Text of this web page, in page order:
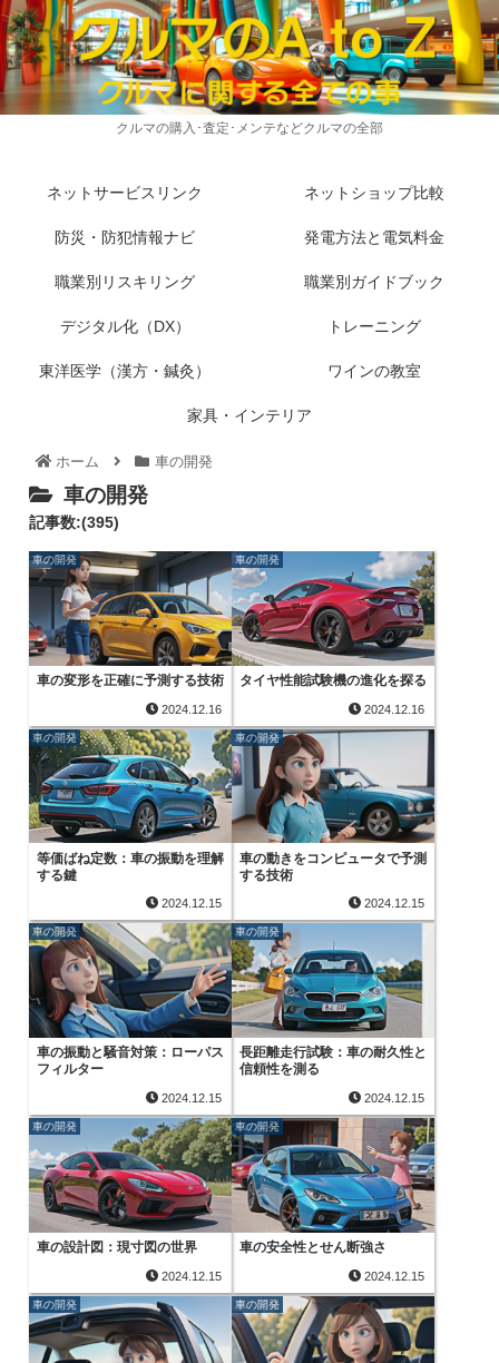
クルマの購入･査定･メンテなどクルマの全部
ネットサービスリンク ネットショップ比較
防災・防犯情報ナビ 発電方法と電気料金
職業別リスキリング 職業別ガイドブック
デジタル化（DX） トレーニング
東洋医学（漢方・鍼灸） ワインの教室
家具・インテリア
ホーム 車の開発
車の開発
記事数:(395)
車の開発
車の変形を正確に予測する技術
2024.12.16
車の開発
タイヤ性能試験機の進化を探る
2024.12.16
車の開発
等価ばね定数：車の振動を理解
する鍵
2024.12.15
車の開発
車の動きをコンピュータで予測
する技術
2024.12.15
車の開発
車の振動と騒音対策：ローパス
フィルター
2024.12.15
車の開発
長距離走行試験：車の耐久性と
信頼性を測る
2024.12.15
車の開発
車の設計図：現寸図の世界
2024.12.15
車の開発
車の安全性とせん断強さ
2024.12.15
車の開発 車の開発